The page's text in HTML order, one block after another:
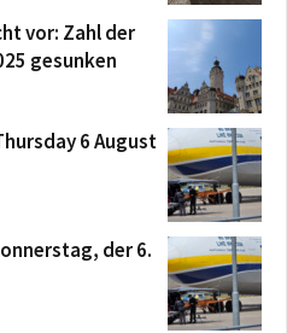
vor: Zahl der
gesunken
6 August
der 6.